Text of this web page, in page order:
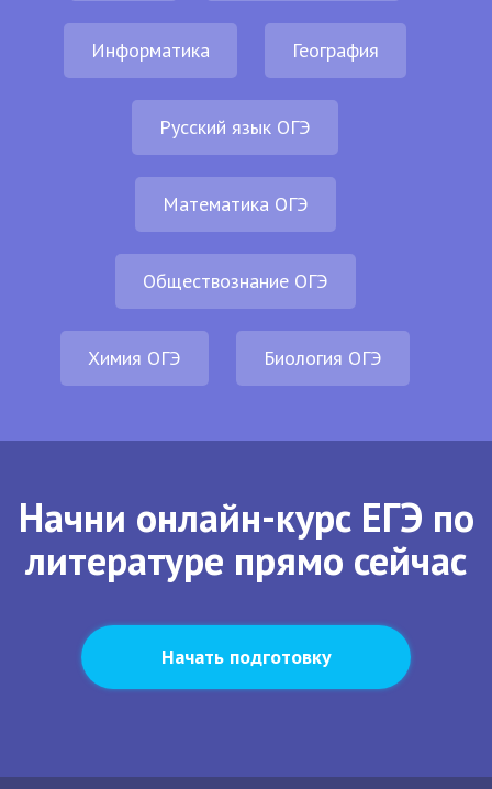
Информатика География
Русский язык ОГЭ
Математика ОГЭ
Обществознание ОГЭ
Химия ОГЭ Биология ОГЭ
Начни онлайн-курс ЕГЭ по
литературе прямо сейчас
Начать подготовку